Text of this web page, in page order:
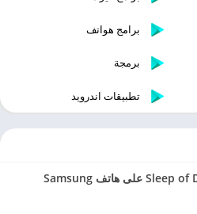
برامج هواتف
برمجة
تطبيقات اندرويد
حل مشكلة Sleep of Death على هاتف Samsung